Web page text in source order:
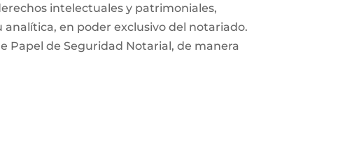
intelectuales y patrimoniales,
en poder exclusivo del notariado.
Papel de Seguridad Notarial, de manera